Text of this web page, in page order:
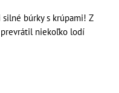
silné búrky s krúpami! Z
niekoľko lodí